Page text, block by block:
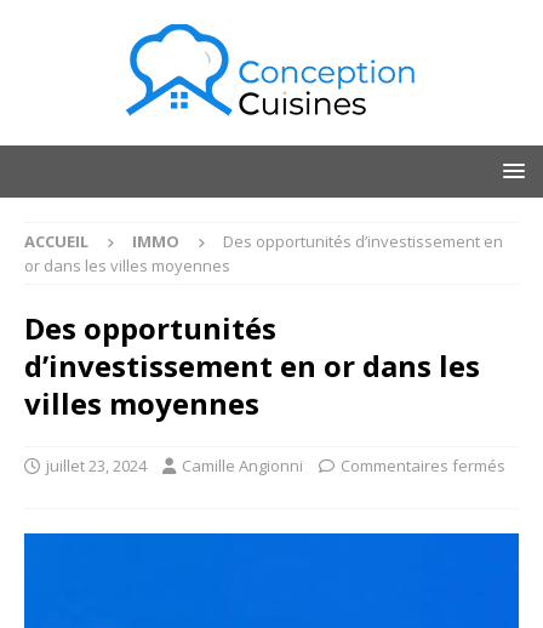
ACCUEIL IMMO
Des opportunités d’investissement en
or dans les villes moyennes
Des opportunités
d’investissement en or dans les
villes moyennes
juillet 23, 2024 Camille Angionni Commentaires fermés